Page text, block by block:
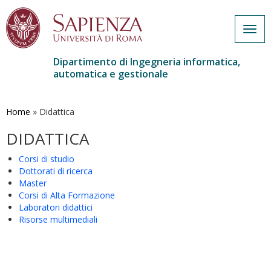
contenuto
Dipartimento di Ingegneria informatica,
automatica e gestionale
Home » Didattica
DIDATTICA
Corsi di studio
Dottorati di ricerca
Master
Corsi di Alta Formazione
Laboratori didattici
Risorse multimediali